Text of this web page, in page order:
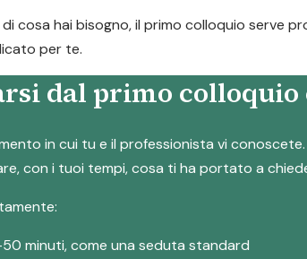
cosa hai bisogno, il primo colloquio serve
per te.
dal primo colloquio
in cui tu e il professionista vi
con i tuoi tempi, cosa ti ha portato a
minuti, come una seduta standard